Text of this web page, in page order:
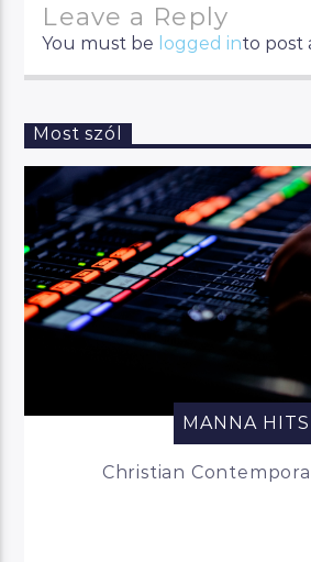
Leave a Reply
You must be logged into post
Most szól
MANNA HITS
Christian